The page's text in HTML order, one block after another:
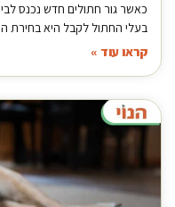
כאשר גור חתולים חדש נכנס
בעלי החתול לקבל היא בחירת
קראו עוד »